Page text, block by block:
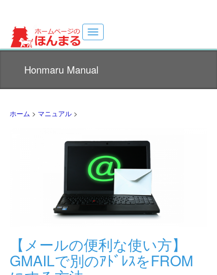
ホームページ制作サイト(・ω・U)
Toggle
navigation
Honmaru Manual
ホーム > マニュアル >
【メールの便利な使い方】
GMAILで別のｱﾄﾞﾚｽをFROM